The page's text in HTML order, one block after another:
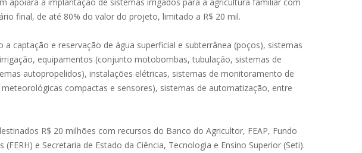
apoiará a implantação de sistemas irrigados para a agricultura familiar com
final, de até 80% do valor do projeto, limitado a R$ 20 mil.
a captação e reservação de água superficial e subterrânea (poços), sistemas
equipamentos (conjunto motobombas, tubulação, sistemas de
autopropelidos), instalações elétricas, sistemas de monitoramento de
compactas e sensores), sistemas de automatização, entre
R$ 20 milhões com recursos do Banco do Agricultor, FEAP, Fundo
(FERH) e Secretaria de Estado da Ciência, Tecnologia e Ensino Superior (Seti).